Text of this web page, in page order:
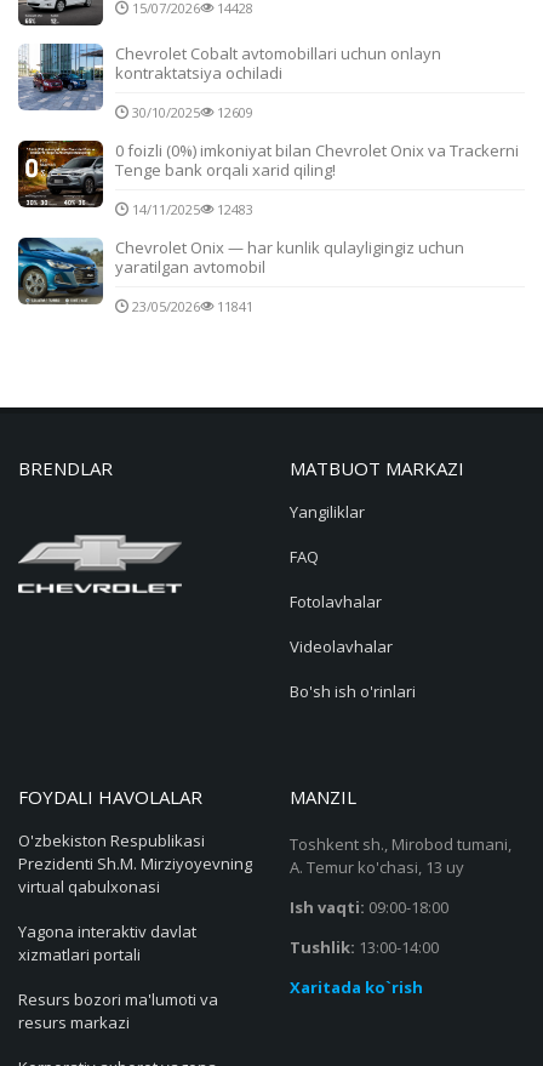
15/07/2026 14428
Chevrolet Cobalt avtomobillari uchun onlayn
kontraktatsiya ochiladi
30/10/2025 12609
0 foizli (0%) imkoniyat bilan Chevrolet Onix va Trackerni
Tenge bank orqali xarid qiling!
14/11/2025 12483
Chevrolet Onix — har kunlik qulayligingiz uchun
yaratilgan avtomobil
23/05/2026 11841
BRENDLAR MATBUOT MARKAZI
Yangiliklar
FAQ
Fotolavhalar
Videolavhalar
Bo'sh ish o'rinlari
FOYDALI HAVOLALAR
O'zbekiston Respublikasi
Prezidenti Sh.M. Mirziyoyevning
virtual qabulxonasi
Yagona interaktiv davlat
xizmatlari portali
Resurs bozori ma'lumoti va
resurs markazi
MANZIL
Toshkent sh., Mirobod tumani,
A. Temur ko'chasi, 13 uy
Ish vaqti: 09:00-18:00
Tushlik: 13:00-14:00
Xaritada ko`rish